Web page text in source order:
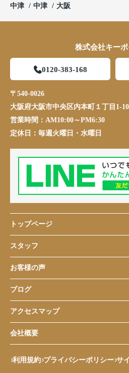
中津
中津 大阪
株式会社キーポ
0120-383-168
〒540-0026
大阪府大阪市中央区内本町１丁目1-
営業時間： AM10:00～PM6:30
定休日： 毎週火曜日・水曜日
トップページ
スタッフ
お客様の声
ブログ
アクセスマップ
会社概要
利用規約 プライバシーポリシー サ